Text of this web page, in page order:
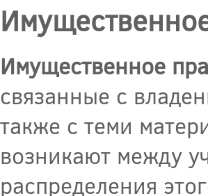
Имущественное
связанные с
также с теми
возникают между
распределения